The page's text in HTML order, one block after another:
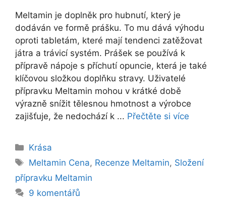
Meltamin je doplněk pro hubnutí, který je
dodáván ve formě prášku. To mu dává výhodu
oproti tabletám, které mají tendenci zatěžovat
játra a trávicí systém. Prášek se používá k
přípravě nápoje s příchutí opuncie, která je také
klíčovou složkou doplňku stravy. Uživatelé
přípravku Meltamin mohou v krátké době
výrazně snížit tělesnou hmotnost a výrobce
zajišťuje, že nedochází k ... Přečtěte si více
Rubriky
Krása
Štítky
Meltamin Cena, Recenze Meltamin, Složení
přípravku Meltamin
9 komentářů